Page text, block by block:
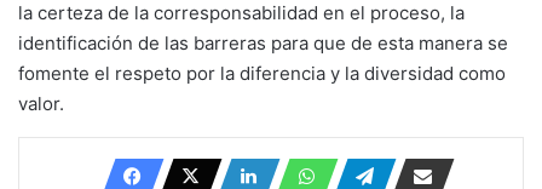
la certeza de la corresponsabilidad en el proceso, la
identificación de las barreras para que de esta manera se
fomente el respeto por la diferencia y la diversidad como
valor.